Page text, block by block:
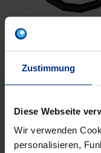
Zustimmung
Diese Webseite
Wir verwenden
personalisieren,
schw ESt/